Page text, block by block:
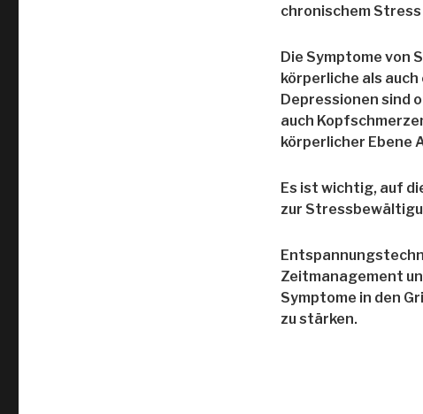
chronischem
Die Symptome von
körperliche als
Depressionen sind
auch
körperlicher Ebene
Es ist wichtig, auf
zur
Zeitmanagement
Symptome in den
zu stärken.